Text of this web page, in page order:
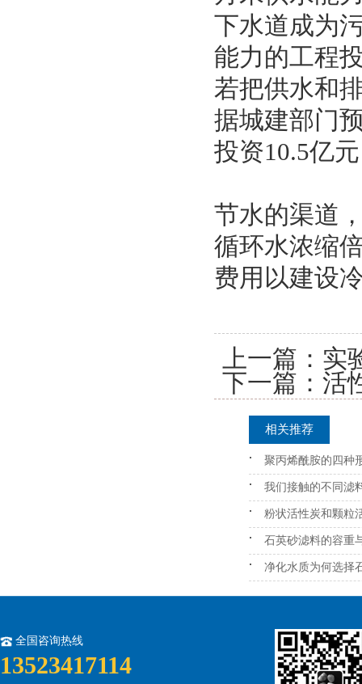
下水道成为
能力的工程
若把供水和
据城建部门
投资10.5亿
节水的渠道
循环水浓缩
费用以建设
上一篇： 实
下一篇： 活
相关推荐
聚丙烯酰胺的四种
我们接触的不同滤
粉状活性炭和颗粒
石英砂滤料的容重
净化水质为何选择
全国咨询热线
13523417114